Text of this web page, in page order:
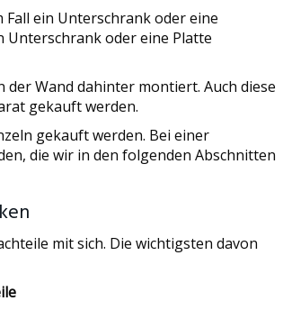
Fall ein Unterschrank oder eine
Unterschrank oder eine Platte
der Wand dahinter montiert. Auch diese
gekauft werden.
gekauft werden. Bei einer
die wir in den folgenden Abschnitten
mit sich. Die wichtigsten davon